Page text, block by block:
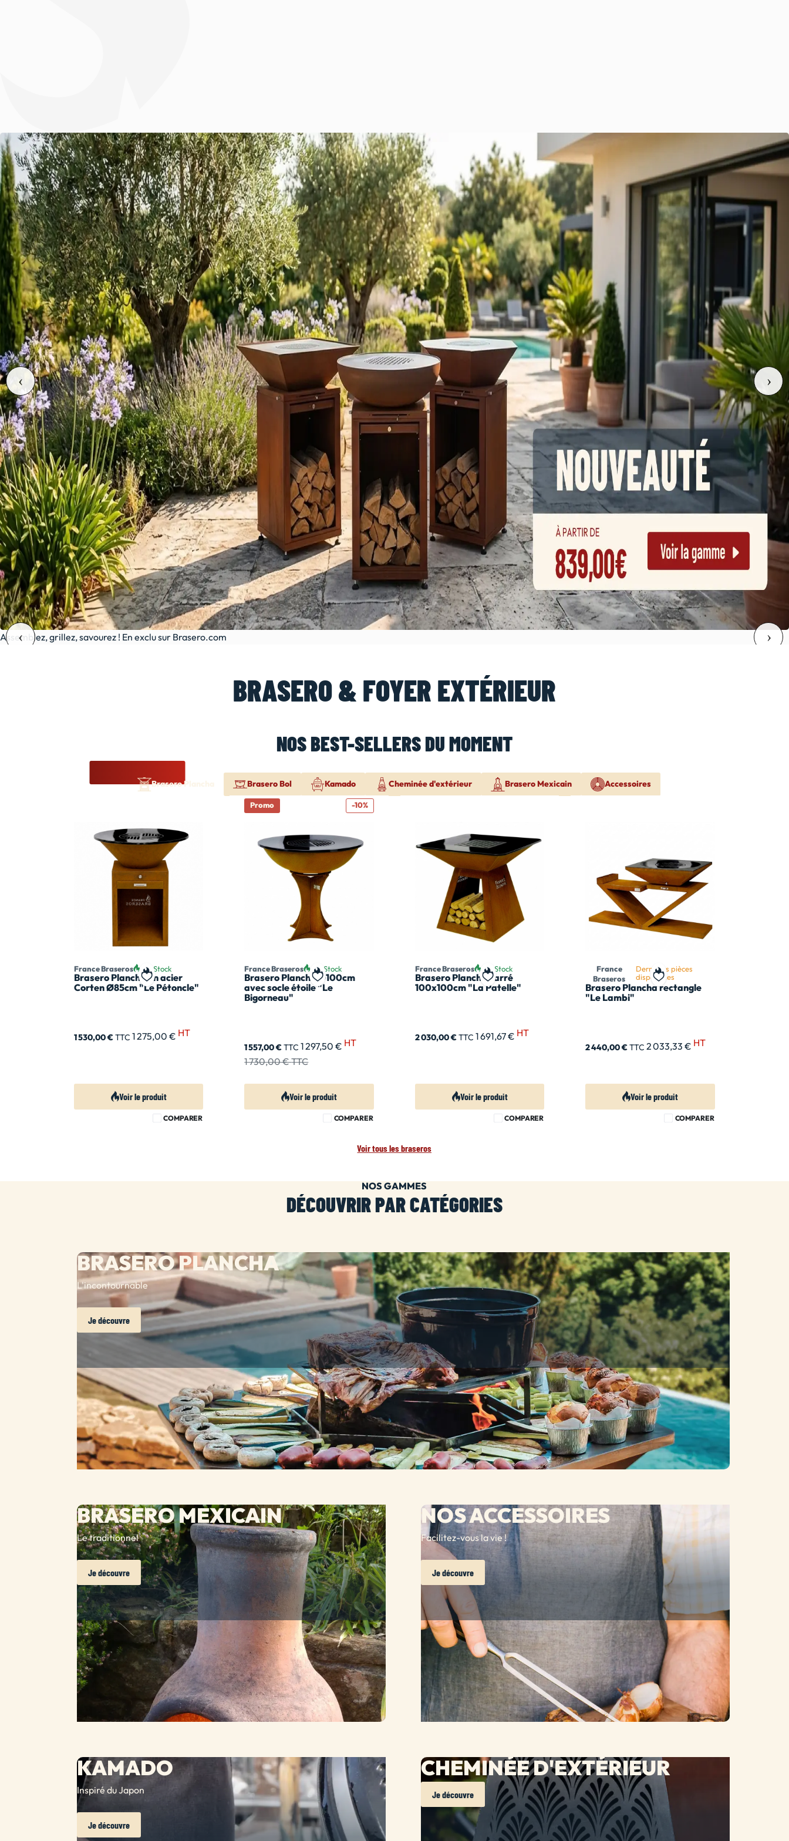
Assemblez, grillez, savourez ! En exclu sur Brasero.com
BRASERO & FOYER EXTÉRIEUR
NOS BEST-SELLERS DU MOMENT
Brasero Plancha Brasero Bol Kamado Cheminée d'extérieur Brasero Mexicain Accessoires
Ajouter à ma liste de souhait
France Braseros En Stock
Brasero Plancha en acier
Corten Ø85cm "Le Pétoncle"
1 530,00 €TTC 1 275,00 € HT
Voir le produit
COMPARER
Promo -10%
Ajouter à ma liste de souhait
France Braseros En Stock
Brasero Plancha Ø100cm
avec socle étoile "Le
Bigorneau"
1 557,00 €TTC 1 297,50 € HT
1 730,00 €TTC
Voir le produit
COMPARER
Ajouter à ma liste de souhait
France Braseros En Stock
Brasero Plancha carré
100x100cm "La Patelle"
2 030,00 €TTC 1 691,67 € HT
Voir le produit
COMPARER
Ajouter à ma liste de souhait
France
Braseros
Dernières pièces
disponibles
Brasero Plancha rectangle
"Le Lambi"
2 440,00 €TTC 2 033,33 € HT
Voir le produit
COMPARER
Voir tous les braseros
NOS GAMMES
DÉCOUVRIR PAR CATÉGORIES
BRASERO PLANCHA
L'incontournable
Je découvre
BRASERO MEXICAIN
Le traditionnel
Je découvre
NOS ACCESSOIRES
Facilitez-vous la vie !
Je découvre
KAMADO
Inspiré du Japon
Je découvre
CHEMINÉE D'EXTÉRIEUR
Je découvre